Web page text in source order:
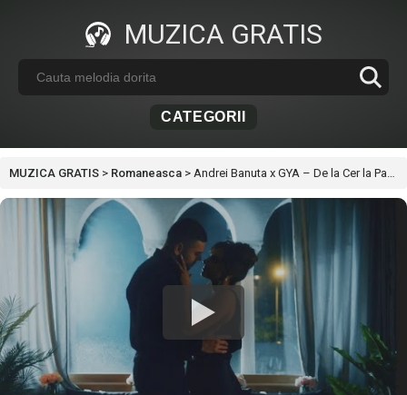
MUZICA GRATIS
CATEGORII
MUZICA GRATIS > Romaneasca > Andrei Banuta x GYA – De la Cer la Pamant